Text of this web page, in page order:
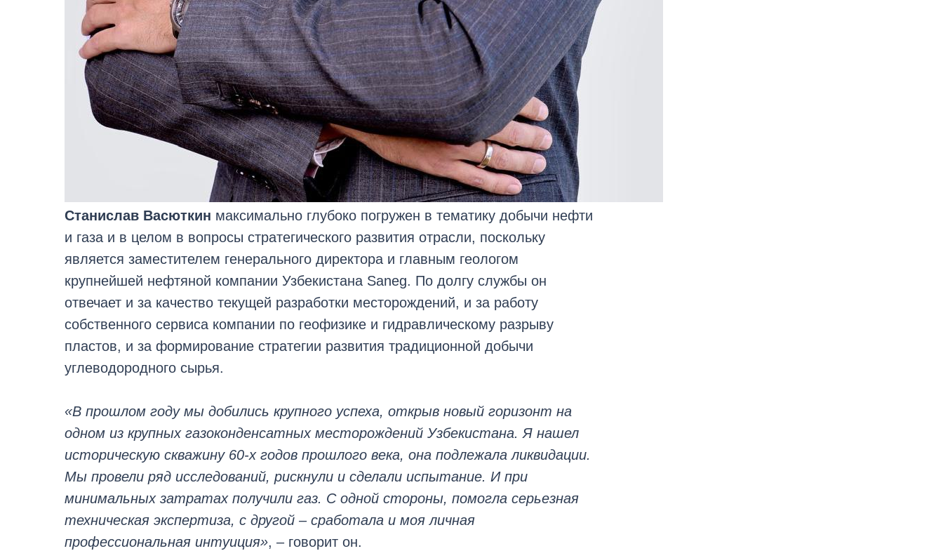
Станислав Васюткин максимально глубоко погружен в тематику добычи нефти
и газа и в целом в вопросы стратегического развития отрасли, поскольку
является заместителем генерального директора и главным геологом
крупнейшей нефтяной компании Узбекистана Saneg. По долгу службы он
отвечает и за качество текущей разработки месторождений, и за работу
собственного сервиса компании по геофизике и гидравлическому разрыву
пластов, и за формирование стратегии развития традиционной добычи
углеводородного сырья.
«В прошлом году мы добились крупного успеха, открыв новый горизонт на
одном из крупных газоконденсатных месторождений Узбекистана. Я нашел
историческую скважину 60-х годов прошлого века, она подлежала ликвидации.
Мы провели ряд исследований, рискнули и сделали испытание. И при
минимальных затратах получили газ. С одной стороны, помогла серьезная
техническая экспертиза, с другой – сработала и моя личная
профессиональная интуиция», – говорит он.